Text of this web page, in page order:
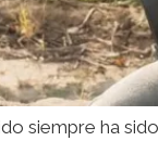
siempre ha